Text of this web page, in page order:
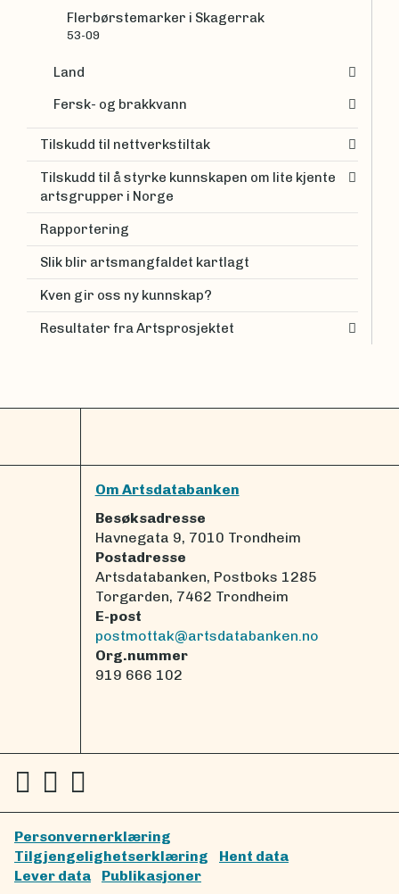
Flerbørstemarker i Skagerrak
53-09
Land
Fersk- og brakkvann
Tilskudd til nettverkstiltak
Tilskudd til å styrke kunnskapen om lite kjente
artsgrupper i Norge
Rapportering
Slik blir artsmangfaldet kartlagt
Kven gir oss ny kunnskap?
Resultater fra Artsprosjektet
Om Artsdatabanken
Besøksadresse
Havnegata 9, 7010 Trondheim
Postadresse
Artsdatabanken, Postboks 1285
Torgarden, 7462 Trondheim
E-post
postmottak@artsdatabanken.no
Org.nummer
919 666 102
Personvernerklæring
Tilgjengelighetserklæring
Hent data
Lever data
Publikasjoner